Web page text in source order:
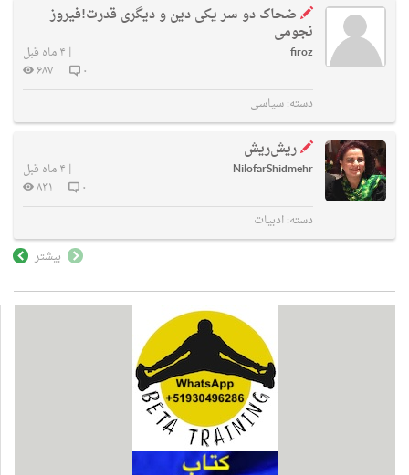
ضحاک دو سر یکی دین و دیگری قدرت!فیروز
نجومی
firoz
| ۴ ماه قبل
۰
۶۸۷
دسته:سیاسی
ریش‌ریش
NilofarShidmehr
| ۴ ماه قبل
۰
۸۳۱
دسته:ادبیات
بیشتر